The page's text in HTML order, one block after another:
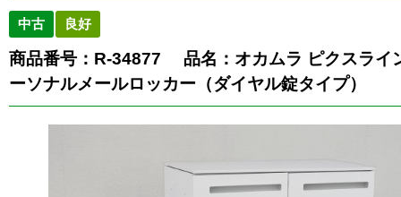
中古 良好
商品番号：R-34877
品名：オカムラ ピクスライ
ーソナルメールロッカー（ダイヤル錠タイプ）